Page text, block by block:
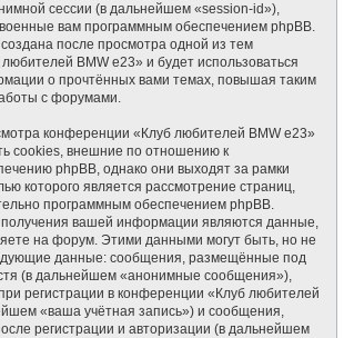
сессии (в дальнейшем «session-id»),
вам программным обеспечением phpBB.
после просмотра одной из тем
BMW e23» и будет использоваться
о прочтённых вами темах, повышая таким
с форумами.
конференции «Клуб любителей BMW e23»
cookies, внешние по отношению к
phpBB, однако они выходят за рамки
которого является рассмотрение страниц,
программным обеспечением phpBB.
вашей информации являются данные,
на форум. Этими данными могут быть, но не
данные: сообщения, размещённые под
(в дальнейшем «анонимные сообщения»),
регистрации в конференции «Клуб любителей
«ваша учётная запись») и сообщения,
регистрации и авторизации (в дальнейшем